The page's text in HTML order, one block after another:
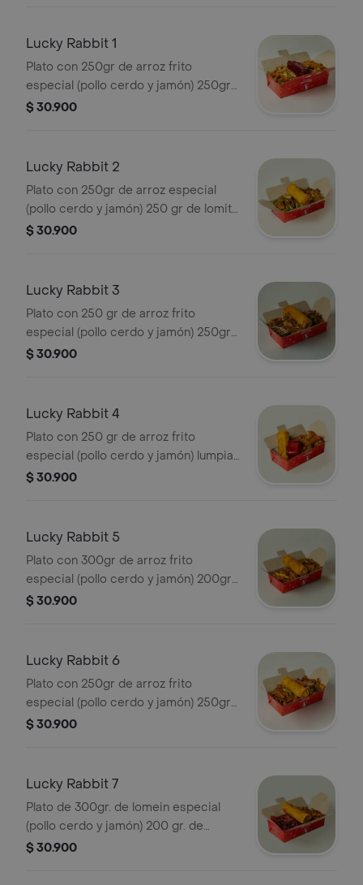
Lucky Rabbit 1
Plato con 250gr de arroz frito
especial (pollo cerdo y jamón) 250gr
de exquisito chopshuey especial y
$ 30.900
Lucky Rabbit 2
Plato con 250gr de arroz especial
(pollo cerdo y jamón) 250 gr de lomito
de res salteado con ricos vegetales
$ 30.900
Lucky Rabbit 3
Plato con 250 gr de arroz frito
especial (pollo cerdo y jamón) 250gr
de trozos de pollo salteado con ricos
$ 30.900
Lucky Rabbit 4
Plato con 250 gr de arroz frito
especial (pollo cerdo y jamón) lumpia
y costilla de cerdo
$ 30.900
Lucky Rabbit 5
Plato con 300gr de arroz frito
especial (pollo cerdo y jamón) 200gr
de trozos de pollo en salsa de naranja
$ 30.900
Lucky Rabbit 6
Plato con 250gr de arroz frito
especial (pollo cerdo y jamón) 250gr
de Lomein especial (pasta) y lumpia
$ 30.900
Lucky Rabbit 7
Plato de 300gr. de lomein especial
(pollo cerdo y jamón) 200 gr. de
trozos de pollocerdo en salsa
$ 30.900